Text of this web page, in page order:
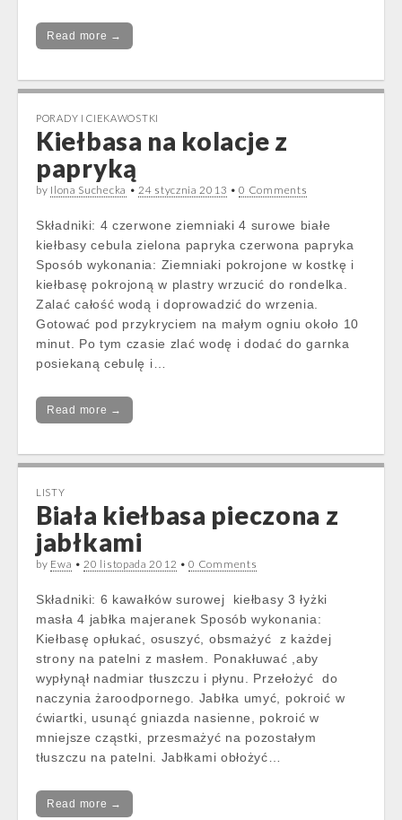
Read more →
PORADY I CIEKAWOSTKI
Kiełbasa na kolacje z
papryką
by Ilona Suchecka •24 stycznia 2013 •0 Comments
Składniki: 4 czerwone ziemniaki 4 surowe białe
kiełbasy cebula zielona papryka czerwona papryka
Sposób wykonania: Ziemniaki pokrojone w kostkę i
kiełbasę pokrojoną w plastry wrzucić do rondelka.
Zalać całość wodą i doprowadzić do wrzenia.
Gotować pod przykryciem na małym ogniu około 10
minut. Po tym czasie zlać wodę i dodać do garnka
posiekaną cebulę i…
Read more →
LISTY
Biała kiełbasa pieczona z
jabłkami
by Ewa •20 listopada 2012 •0 Comments
Składniki: 6 kawałków surowej kiełbasy 3 łyżki
masła 4 jabłka majeranek Sposób wykonania:
Kiełbasę opłukać, osuszyć, obsmażyć z każdej
strony na patelni z masłem. Ponakłuwać ,aby
wypłynął nadmiar tłuszczu i płynu. Przełożyć do
naczynia żaroodpornego. Jabłka umyć, pokroić w
ćwiartki, usunąć gniazda nasienne, pokroić w
mniejsze cząstki, przesmażyć na pozostałym
tłuszczu na patelni. Jabłkami obłożyć…
Read more →